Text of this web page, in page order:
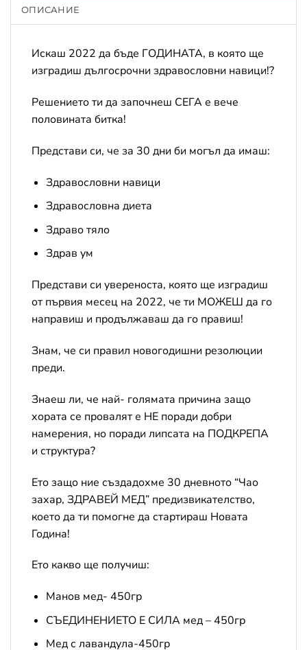
ОПИСАНИЕ
Искаш 2022 да бъде ГОДИНАТА, в която ще
изградиш дългосрочни здравословни навици!?
Решението ти да започнеш СЕГА е вече
половината битка!
Представи си, че за 30 дни би могъл да имаш:
Здравословни навици
Здравословна диета
Здраво тяло
Здрав ум
Представи си увереноста, която ще изградиш
от първия месец на 2022, че ти МОЖЕШ да го
направиш и продължаваш да го правиш!
Знам, че си правил новогодишни резолюции
преди.
Знаеш ли, че най- голямата причина защо
хората се провалят е НЕ поради добри
намерения, но поради липсата на ПОДКРЕПА
и структура?
Ето защо ние създадохме 30 дневното “Чао
захар, ЗДРАВЕЙ МЕД” предизвикателство,
което да ти помогне да стартираш Новата
Година!
Ето какво ще получиш:
Манов мед- 450гр
СЪЕДИНЕНИЕТО Е СИЛА мед – 450гр
Мед с лавандула-450гр